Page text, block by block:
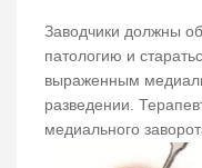
Заводчики должны
патологию и
выраженным
разведении.
медиального